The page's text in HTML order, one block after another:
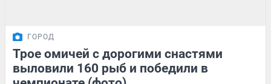
ГОРОД
Трое омичей с дорогими снастями
выловили 160 рыб и победили в